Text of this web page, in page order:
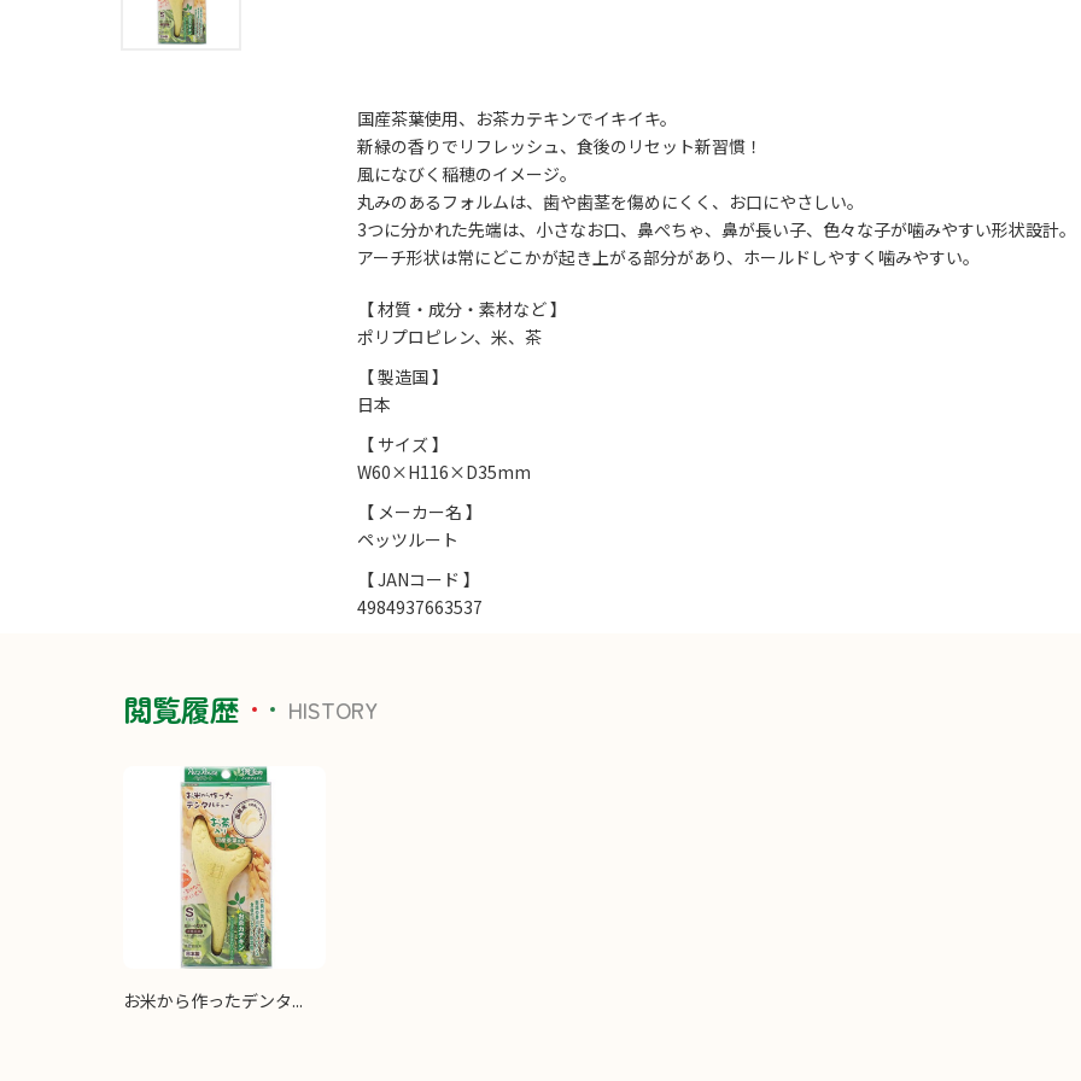
国産茶葉使用、お茶カテキンでイキイキ。
新緑の香りでリフレッシュ、食後のリセット新習慣！
風になびく稲穂のイメージ。
丸みのあるフォルムは、歯や歯茎を傷めにくく、お口にやさしい。
3つに分かれた先端は、小さなお口、鼻ぺちゃ、鼻が長い子、色々な子が噛みやすい形状設計。
アーチ形状は常にどこかが起き上がる部分があり、ホールドしやすく噛みやすい。
【 材質・成分・素材など 】
ポリプロピレン、米、茶
【 製造国 】
日本
【 サイズ 】
W60×H116×D35mm
【 メーカー名 】
ペッツルート
【 JANコード 】
4984937663537
閲覧履歴 HISTORY
お米から作ったデンタ...